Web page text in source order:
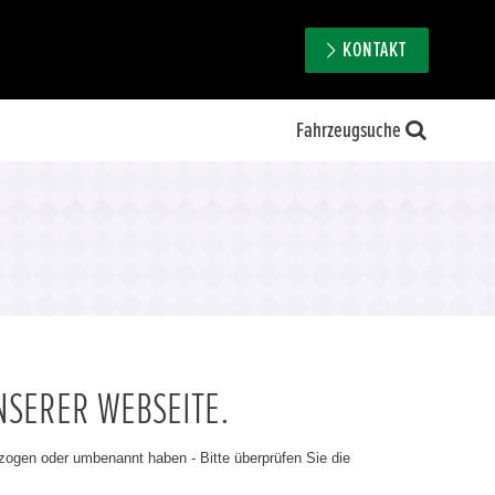
KONTAKT
Fahrzeugsuche
WEBSEITE.
oder umbenannt haben - Bitte überprüfen Sie die